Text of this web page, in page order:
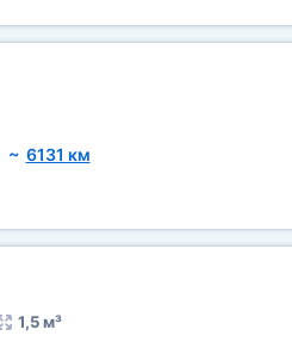
~ 6131 км
1,5 м³